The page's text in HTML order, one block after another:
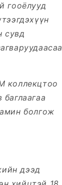
гооёлууд
сувд
коллекцтоо
болгож
дээд